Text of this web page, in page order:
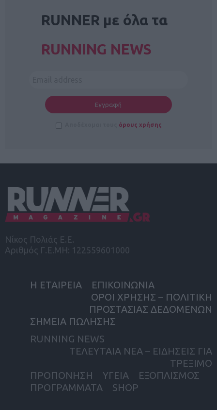
RUNNER με όλα τα
RUNNING NEWS
όρους χρήσης
Νίκος Πολιάς Ε.Ε.
Αριθμός Γ.Ε.ΜΗ: 122559601000
Η ΕΤΑΙΡΕΙΑ
ΕΠΙΚΟΙΝΩΝΙΑ
ΟΡΟΙ ΧΡΗΣΗΣ – ΠΟΛΙΤΙΚΗ
ΠΡΟΣΤΑΣΙΑΣ ΔΕΔΟΜΕΝΩΝ
ΣΗΜΕΙΑ ΠΩΛΗΣΗΣ
RUNNING NEWS
ΤΕΛΕΥΤΑΙΑ ΝΕΑ – ΕΙΔΗΣΕΙΣ ΓΙΑ
ΤΡΕΞΙΜΟ
ΠΡΟΠΟΝΗΣΗ
ΥΓΕΙΑ
ΕΞΟΠΛΙΣΜΟΣ
ΠΡΟΓΡΑΜΜΑΤΑ
SHOP